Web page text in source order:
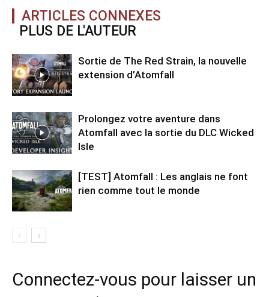
ARTICLES CONNEXES
PLUS DE L'AUTEUR
Sortie de The Red Strain, la nouvelle
extension d’Atomfall
Prolongez votre aventure dans
Atomfall avec la sortie du DLC Wicked
Isle
[TEST] Atomfall : Les anglais ne font
rien comme tout le monde
Connectez-vous pour laisser un